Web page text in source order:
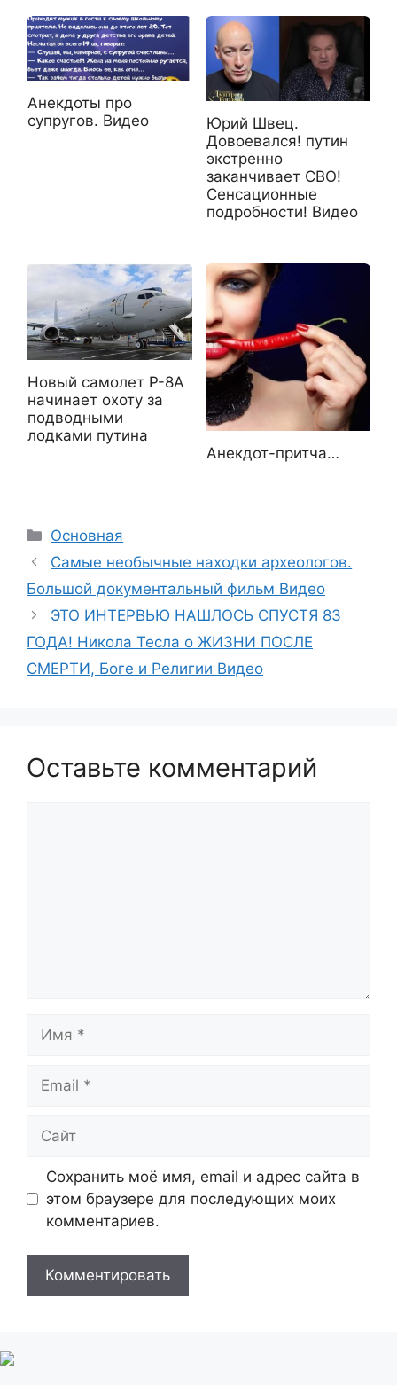
Анекдоты про
супругов. Видео
Юрий Швец.
Довоевался! путин
экстренно
заканчивает СВО!
Сенсационные
подробности! Видео
Новый самолет P-8A
начинает охоту за
подводными
лодками путина
Анекдот-притча…
Рубрики
Основная
Самые необычные находки археологов.
Большой документальный фильм Видео
ЭТО ИНТЕРВЬЮ НАШЛОСЬ СПУСТЯ 83
ГОДА! Никола Тесла о ЖИЗНИ ПОСЛЕ
СМЕРТИ, Боге и Религии Видео
Оставьте комментарий
Сохранить моё имя, email и адрес сайта в
этом браузере для последующих моих
комментариев.